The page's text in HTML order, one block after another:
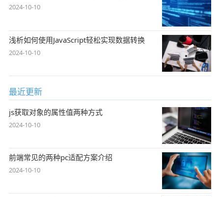
2024-10-10
浅析如何使用JavaScript轻松实现数据转换
2024-10-10
最近更新
js获取对象的属性值两种方式
2024-10-10
前端常见的两种pc适配方案介绍
2024-10-10